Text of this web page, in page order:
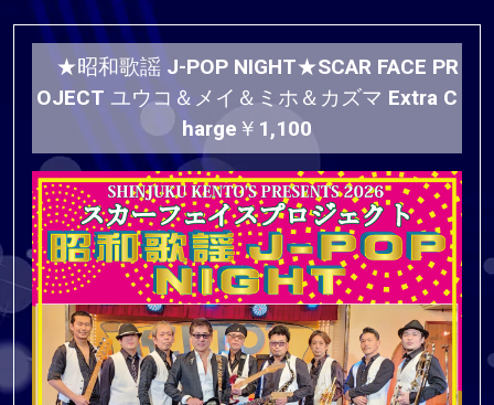
★昭和歌謡 J-POP NIGHT★SCAR FACE PR
OJECT ユウコ＆メイ＆ミホ＆カズマ Extra C
harge￥1,100